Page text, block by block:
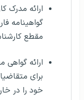
ارائه مدرک
گواهینامه
مقطع
ارائه
برای
خود را در